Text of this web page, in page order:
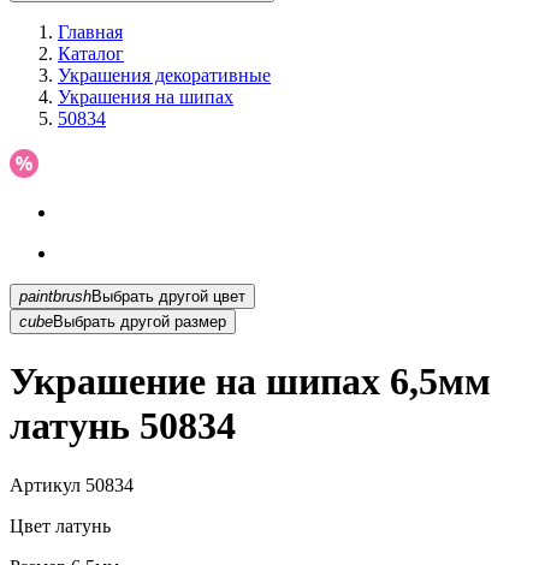
Главная
Каталог
Украшения декоративные
Украшения на шипах
50834
paintbrush
Выбрать другой цвет
cubeВыбрать другой размер
Украшение на шипах 6,5мм
латунь 50834
Артикул 50834
Цвет латунь